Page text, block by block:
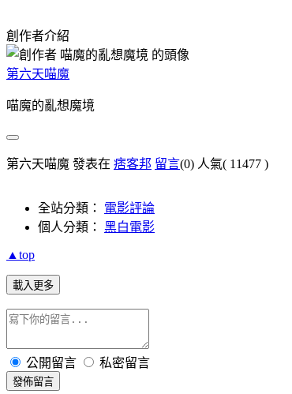
創作者介紹
第六天喵魔
喵魔的亂想魔境
第六天喵魔 發表在 痞客邦 留言(0) 人氣( 11477 )
全站分類： 電影評論
個人分類： 黑白電影
▲top
載入更多
公開留言 私密留言
發佈留言